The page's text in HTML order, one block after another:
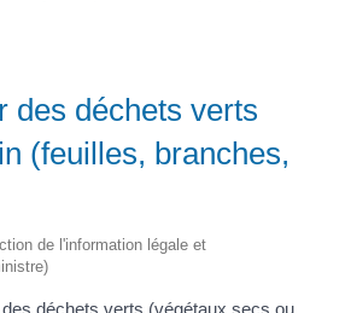
des déchets verts
(feuilles, branches,
de l'information légale et
déchets verts (végétaux secs ou